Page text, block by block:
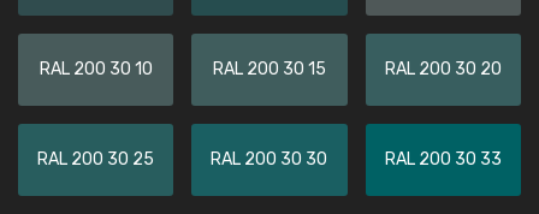
RAL 200 30 10 RAL 200 30 15 RAL 200 30 20
RAL 200 30 25 RAL 200 30 30 RAL 200 30 33